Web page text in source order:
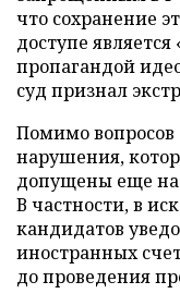
что сохранение
доступе
пропагандой
суд признал
Помимо вопросов
нарушения,
допущены еще на
В частности, в
кандидатов
иностранных
до проведения